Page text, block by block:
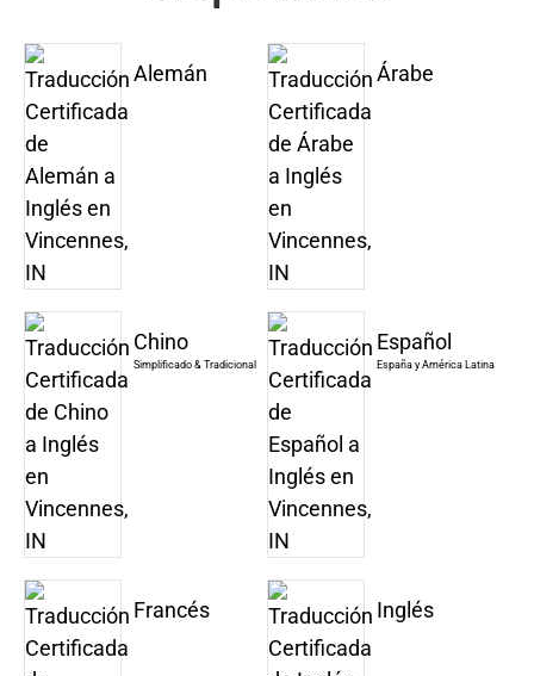
Alemán Árabe
Chino
Simplificado & Tradicional
Español
España y América Latina
Francés Inglés